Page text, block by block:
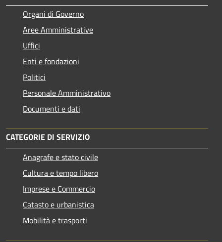
Organi di Governo
Aree Amministrative
Uffici
Enti e fondazioni
Politici
Personale Amministrativo
Documenti e dati
CATEGORIE DI SERVIZIO
Anagrafe e stato civile
Cultura e tempo libero
Imprese e Commercio
Catasto e urbanistica
Mobilità e trasporti